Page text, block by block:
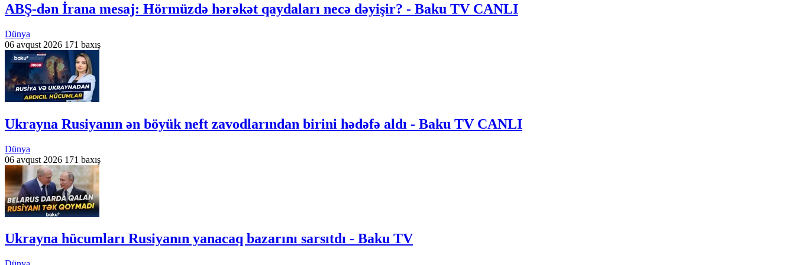
ABŞ-dən İrana mesaj: Hörmüzdə hərəkət qaydaları necə dəyişir? - Baku TV CANLI
Dünya
06 avqust 2026 171 baxış
Ukrayna Rusiyanın ən böyük neft zavodlarından birini hədəfə aldı - Baku TV CANLI
Dünya
06 avqust 2026 171 baxış
Ukrayna hücumları Rusiyanın yanacaq bazarını sarsıtdı - Baku TV